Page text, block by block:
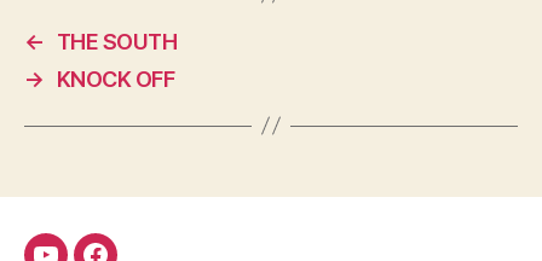
←
THE SOUTH
→
KNOCK OFF